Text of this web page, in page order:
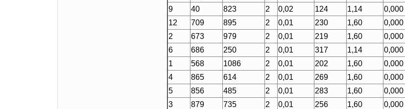
9
40 823 2 0,02 124 1,14 0,000
12
709 895 2 0,01 230 1,60 0,000
2
673 979 2 0,01 219 1,60 0,000
6
686 250 2 0,01 317 1,14 0,000
1
568 1086 2 0,01 202 1,60 0,000
4
865 614 2 0,01 269 1,60 0,000
5
856 485 2 0,01 283 1,60 0,000
3
879 735 2 0,01 256 1,60 0,000